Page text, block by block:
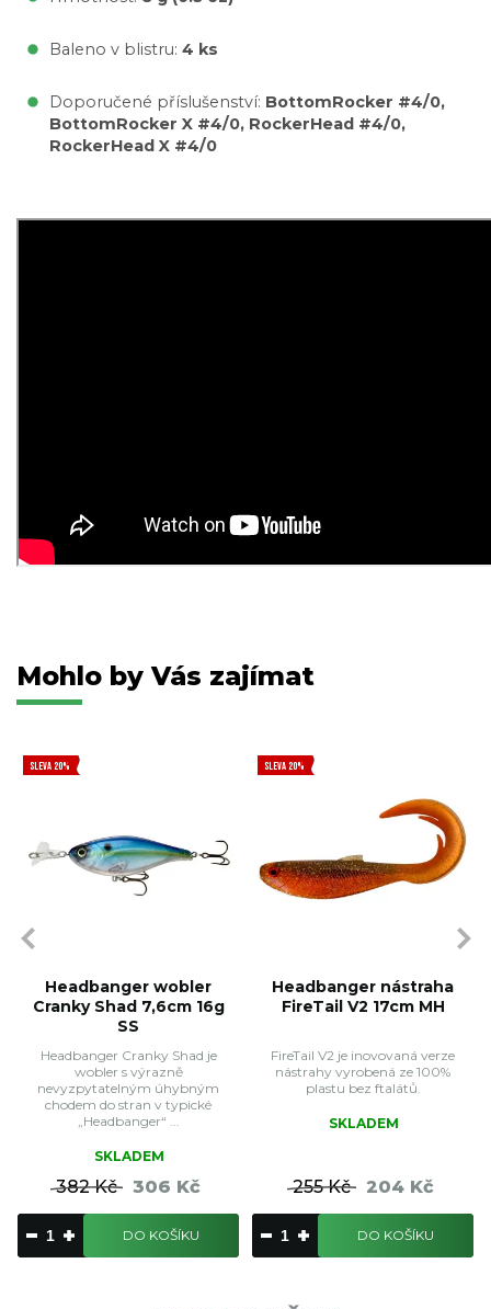
Baleno v blistru: 4 ks
Doporučené příslušenství: BottomRocker #4/0,
BottomRocker X #4/0, RockerHead #4/0,
RockerHead X #4/0
Mohlo by Vás zajímat
SLEVA 20%
Headbanger wobler
Cranky Shad 7,6cm 16g
SS
Headbanger Cranky Shad je
wobler s výrazně
nevyzpytatelným úhybným
chodem do stran v typické
„Headbanger“ ...
SKLADEM
382 Kč 306 Kč
DO KOŠÍKU
SLEVA 20%
Headbanger nástraha
FireTail V2 17cm MH
FireTail V2 je inovovaná verze
nástrahy vyrobená ze 100%
plastu bez ftalátů.
SKLADEM
255 Kč 204 Kč
DO KOŠÍKU